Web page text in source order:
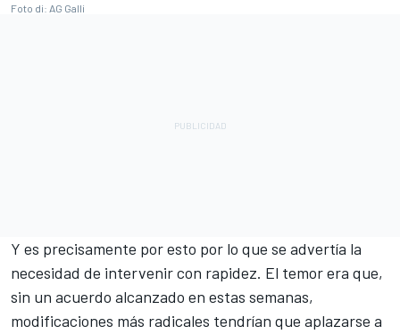
Foto di: AG Galli
Y es precisamente por esto por lo que se advertía la
necesidad de intervenir con rapidez. El temor era que,
sin un acuerdo alcanzado en estas semanas,
modificaciones más radicales tendrían que aplazarse a